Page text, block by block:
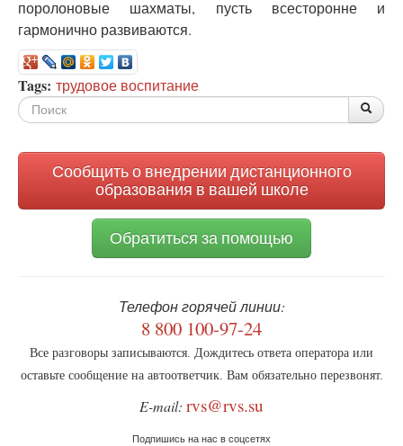
поролоновые шахматы, пусть всесторонне и
гармонично развиваются.
Tags: трудовое воспитание
Форма
Сообщить о внедрении дистанционного
образования в вашей школе
Обратиться за помощью
Телефон горячей линии:
8 800 100-97-24
Все разговоры записываются. Дождитесь ответа оператора или
оставьте сообщение на автоответчик. Вам обязательно перезвонят.
E-mail: rvs@rvs.su
Подпишись на нас в соцсетях